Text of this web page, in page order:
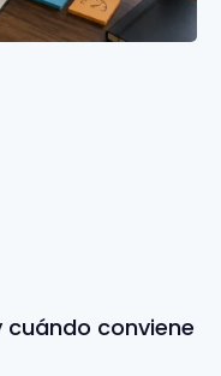
cuándo conviene